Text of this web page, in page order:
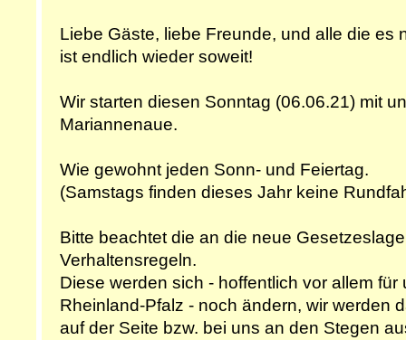
Liebe Gäste, liebe Freunde, und alle die es
ist endlich wieder soweit!
Wir starten diesen Sonntag (06.06.21) mit
Mariannenaue.
Wie gewohnt jeden Sonn- und Feiertag.
(Samstags finden dieses Jahr keine
Bitte beachtet die an die neue
Verhaltensregeln.
Diese werden sich - hoffentlich vor allem für
Rheinland-Pfalz - noch ändern, wir werden
auf der Seite bzw. bei uns an den Stegen